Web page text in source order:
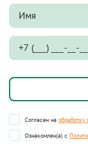
Согласен на
Ознакомлен(а) с